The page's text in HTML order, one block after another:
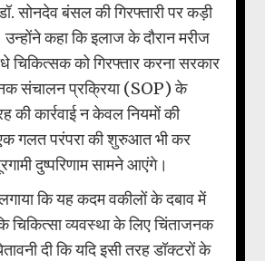
सोनदेव बंसल की गिरफ्तारी पर कड़ी
उन्होंने कहा कि इलाज के दौरान मरीज
चिकित्सक को गिरफ्तार करना सरकार
मानक संचालन प्रक्रिया (SOP) के
कार्रवाई न केवल नियमों की
गलत परंपरा की शुरुआत भी कर
दुष्परिणाम सामने आएंगे।
कि यह कदम वकीलों के दबाव में
चिकित्सा व्यवस्था के लिए चिंताजनक
दी कि यदि इसी तरह डॉक्टरों के